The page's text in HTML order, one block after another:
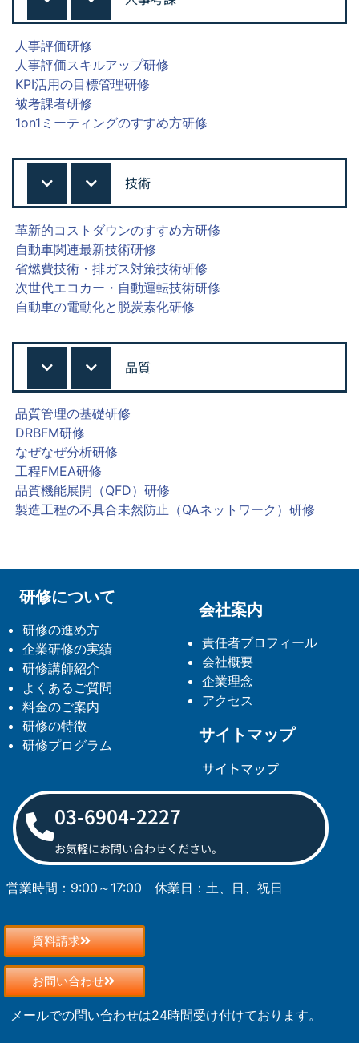
人事評価研修
人事評価スキルアップ研修
KPI活用の目標管理研修
被考課者研修
1on1ミーティングのすすめ方研修
技術
革新的コストダウンのすすめ方研修
自動車関連最新技術研修
省燃費技術・排ガス対策技術研修
次世代エコカー・自動運転技術研修
自動車の電動化と脱炭素化研修
品質
品質管理の基礎研修
DRBFM研修
なぜなぜ分析研修
工程FMEA研修
品質機能展開（QFD）研修
製造工程の不具合未然防止（QAネットワーク）研修
研修について
研修の進め方
企業研修の実績
研修講師紹介
よくあるご質問
料金のご案内
研修の特徴
研修プログラム
会社案内
責任者プロフィール
会社概要
企業理念
アクセス
サイトマップ
サイトマップ
03-6904-2227
お気軽にお問い合わせください。
営業時間：9:00～17:00 休業日：土、日、祝日
資料請求
お問い合わせ
メールでの問い合わせは24時間受け付けております。